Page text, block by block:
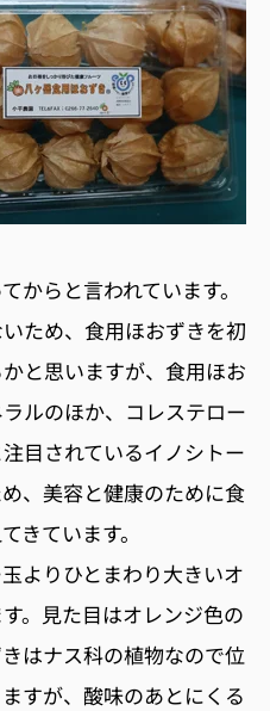
からと言われています。
ため、食用ほおずきを初
と思いますが、食用ほお
ルのほか、コレステロー
目されているイノシトー
、美容と健康のために食
きています。
よりひとまわり大きいオ
。見た目はオレンジ色の
はナス科の植物なので位
すが、酸味のあとにくる